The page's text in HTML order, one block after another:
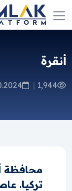
أنقرة
1,944
|
محافظة
تركيا.